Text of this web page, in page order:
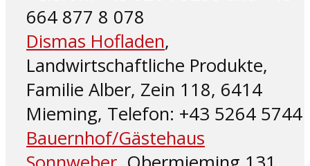
664 877 8 078
Dismas Hofladen,
Landwirtschaftliche Produkte,
Familie Alber, Zein 118, 6414
Mieming, Telefon: +43 5264 5744
Bauernhof/Gästehaus